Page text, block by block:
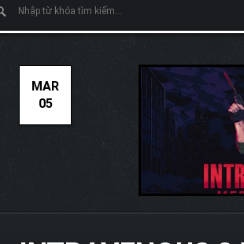
MAR
05